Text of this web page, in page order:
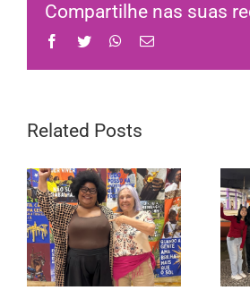
Compartilhe nas suas
Facebook
Twitter WhatsApp
Email
Related Posts